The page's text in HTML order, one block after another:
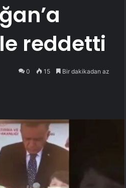
reddetti
0 15 Bir dakikadan az